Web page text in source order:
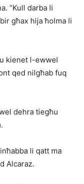
“Kull darba li
għax hija ħolma li
kienet l-ewwel
qed nilgħab fuq
dehra tiegħu
li qatt ma
Alcaraz.